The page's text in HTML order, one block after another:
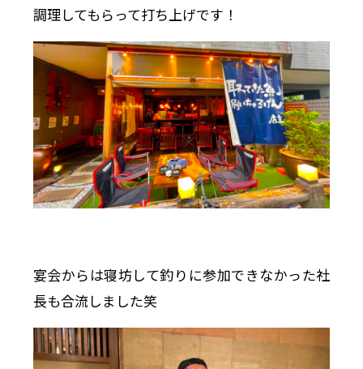
調理してもらって打ち上げです！
宴会からは寝坊して釣りに参加できなかった社
長も合流しました笑